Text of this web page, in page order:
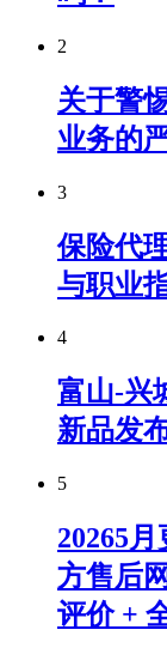
2
关于警
业务的
3
保险代
与职业
4
富山-兴
新品发
5
20265
方售后
评价 +